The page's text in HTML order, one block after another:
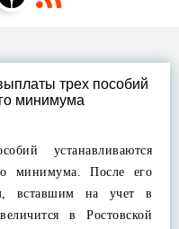
трех пособий
минимума
устанавливаются
минимума. После его
вставшим на учет в
в Ростовской